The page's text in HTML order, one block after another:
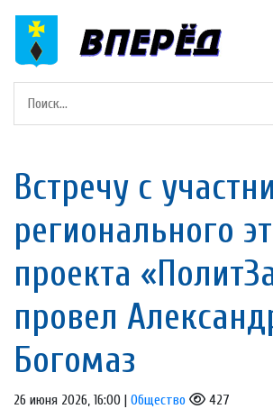
Встречу с
регионального
проекта
провел
Богомаз
26 июня 2026, 16:00 | Общество 427